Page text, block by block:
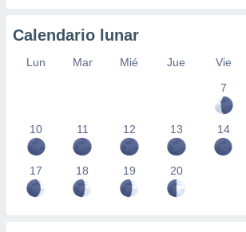
Calendario lunar
Lun Mar Mié Jue Vie
7
10 11 12 13 14
17 18 19 20